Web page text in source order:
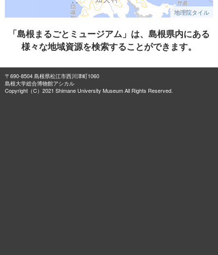
地理院タイル
「島根まるごとミュージアム」は、島根県内にある
様々な地域資源を検索することができます。
〒690-8504 島根県松江市西川津町1060
島根大学総合博物館アシカル
Copyright（C）2021 Shimane University Museum All Rights Reserved.